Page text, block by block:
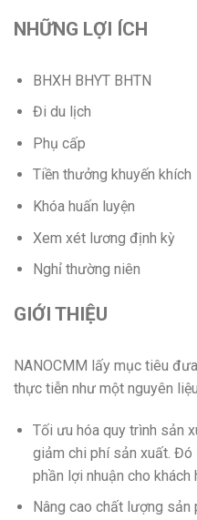
NHỮNG LỢI ÍCH
BHXH BHYT BHTN
Đi du lịch
Phụ cấp
Tiền thưởng khuyến khích
Khóa huấn luyện
Xem xét lương định kỳ
Nghỉ thường niên
GIỚI THIỆU
NANOCMM lấy mục tiêu
thực tiễn như một nguyên
Tối ưu hóa quy trình sản
giảm chi phí sản xuất. Đó
phần lợi nhuận cho khách
Nâng cao chất lượng